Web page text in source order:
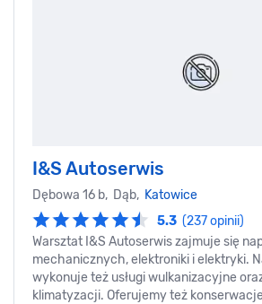
I&S Autoserwis
Dębowa 16 b, Dąb, Katowice
5.3 (237 opinii)
Warsztat I&S Autoserwis zajmuje się
mechanicznych, elektroniki i elektryki.
wykonuje też usługi wulkanizacyjne
klimatyzacji. Oferujemy też